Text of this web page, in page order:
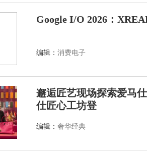
Google I/O 2026：
编辑： 消费电子
邂逅匠艺现场探索爱马
仕匠心工坊登
编辑： 奢华经典